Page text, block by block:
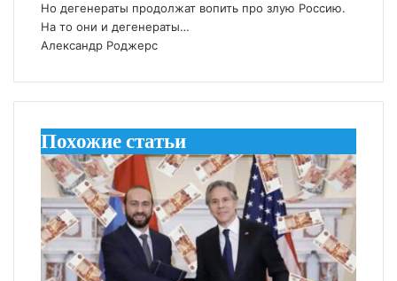
Но дегенераты продолжат вопить про злую Россию.
На то они и дегенераты…
Александр Роджерс
Похожие статьи